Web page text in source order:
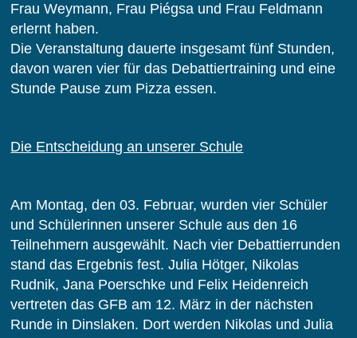
Frau Weymann, Frau Piégsa und Frau Feldmann
erlernt haben.
Die Veranstaltung dauerte insgesamt fünf Stunden,
davon waren vier für das Debattiertraining und eine
Stunde Pause zum Pizza essen.
Die Entscheidung an unserer Schule
Am Montag, den 03. Februar, wurden vier Schüler
und Schülerinnen unserer Schule aus den 16
Teilnehmern ausgewählt. Nach vier Debattierrunden
stand das Ergebnis fest. Julia Hötger, Nikolas
Rudnik, Jana Poerschke und Felix Heidenreich
vertreten das GFB am 12. März in der nächsten
Runde in Dinslaken. Dort werden Nikolas und Julia